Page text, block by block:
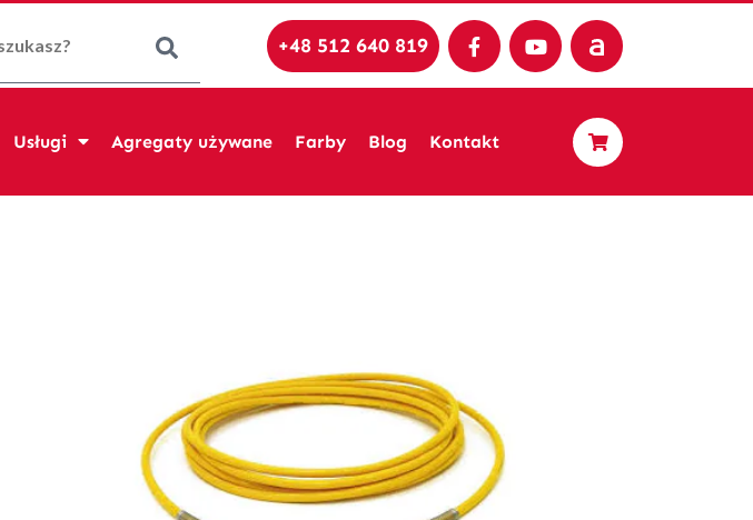
+48 512 640 819
Usługi Agregaty używane Farby Blog Kontakt